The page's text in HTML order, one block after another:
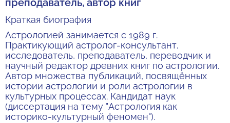
преподаватель, автор книг
Краткая биография
Астрологией занимается с 1989 г.
Практикующий астролог-консультант,
исследователь, преподаватель, переводчик и
научный редактор древних книг по астрологии.
Автор множества публикаций, посвящённых
истории астрологии и роли астрологии в
культурных процессах. Кандидат наук
(диссертация на тему "Астрология как
историко-культурный феномен").